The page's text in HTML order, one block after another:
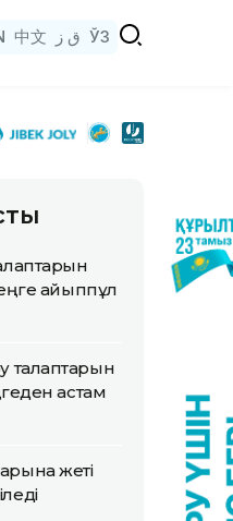
中文 ق ز ЎЗ
айыппұл
талаптарын
астам
жеті